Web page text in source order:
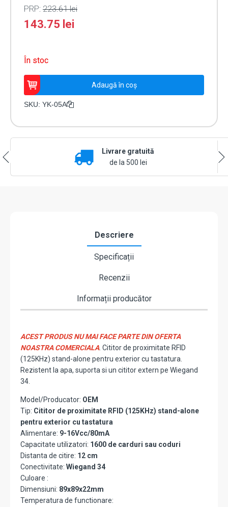
PRP: 223.61lei
143.75 lei
În stoc
Cantitate
Cititor
de
Adaugă în coș
SKU: YK-05A
Livrare gratuită
de la 500 lei
Descriere
Specificații
Recenzii
Informații producător
ACEST PRODUS NU MAI FACE PARTE DIN OFERTA
NOASTRA COMERCIALA. Cititor de proximitate RFID
(125KHz) stand-alone pentru exterior cu tastatura.
Rezistent la apa, suporta si un cititor extern pe Wiegand
34.
Model/Producator: OEM
Tip: Cititor de proximitate RFID (125KHz) stand-alone
pentru exterior cu tastatura
Alimentare: 9-16Vcc/80mA
Capacitate utilizatori: 1600 de carduri sau coduri
Distanta de citire: 12 cm
Conectivitate: Wiegand 34
Culoare :
Dimensiuni: 89x89x22mm
Temperatura de functionare: